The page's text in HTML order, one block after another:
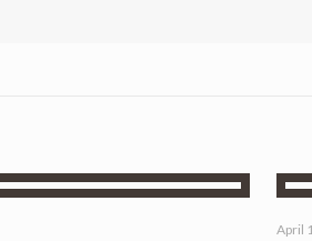
April